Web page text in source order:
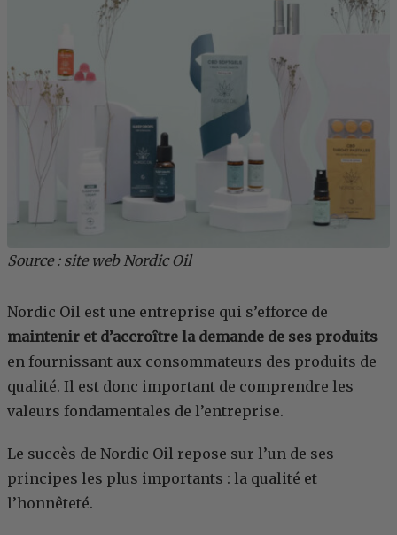
Source : site web Nordic Oil
Nordic Oil est une entreprise qui s’efforce de
maintenir et d’accroître la demande de ses produits
en fournissant aux consommateurs des produits de
qualité. Il est donc important de comprendre les
valeurs fondamentales de l’entreprise.
Le succès de Nordic Oil repose sur l’un de ses
principes les plus importants : la qualité et
l’honnêteté.